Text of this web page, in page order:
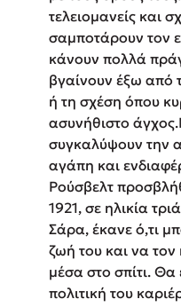
τελειομανείς και
σαμποτάρουν τον
κάνουν πολλά
βγαίνουν έξω από
ή τη σχέση όπου
ασυνήθιστο
συγκαλύψουν την
αγάπη και
Ρούσβελτ
1921, σε ηλικία
Σάρα, έκανε ό,τι
ζωή του και να
μέσα στο σπίτι. Θα
πολιτική του